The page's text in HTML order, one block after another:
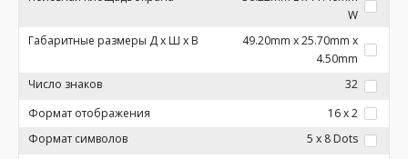
W
Габаритные размеры Д x Ш x В
49.20mm x 25.70mm x
4.50mm
Число знаков
32
Формат отображения
16 x 2
Формат символов
5 x 8 Dots